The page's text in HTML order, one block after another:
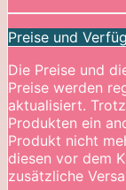
Preise und
Die Preise und
Preise werden
aktualisiert.
Produkten ein
Produkt nicht
diesen vor dem
zusätzliche